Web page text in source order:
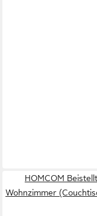
HOMCOM
Wohnzimmer